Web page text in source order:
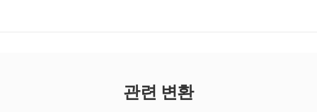
관련 변환